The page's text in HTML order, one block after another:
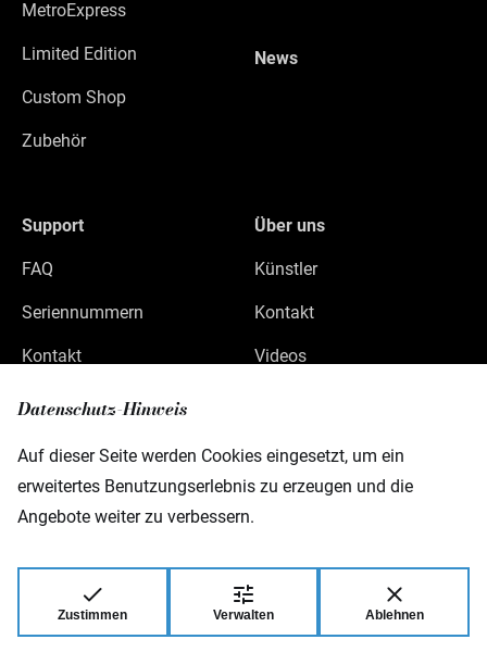
Datenschutz-Hinweis
Auf dieser Seite werden Cookies eingesetzt, um ein
erweitertes Benutzungserlebnis zu erzeugen und die
Angebote weiter zu verbessern.
Zustimmen Verwalten Ablehnen
MetroExpress
Limited Edition
Custom Shop
Zubehör
News
Support
FAQ
Seriennummern
Kontakt
Über uns
Künstler
Kontakt
Videos
Gewerbepark 46
© 2026 Warwick GmbH & Co Music Equipment
KG.